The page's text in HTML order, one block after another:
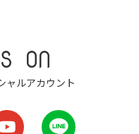
ON
ャルアカウント